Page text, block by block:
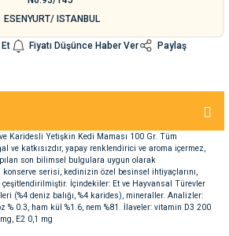
ESENYURT/ ISTANBUL
Fiyatı Düşünce Haber Ver
Paylaş
Karidesli Yetişkin Kedi Maması 100 Gr. Tüm
ve katkısızdır, yapay renklendirici ve aroma içermez,
son bilimsel bulgulara uygun olarak
serisi, kedinizin özel besinsel ihtiyaçlarını,
çeşitlendirilmiştir. İçindekiler: Et ve Hayvansal Türevler
(%4 deniz balığı, %4 karides), mineraller. Analizler:
% 0.3, ham kül %1.6, nem %81. İlaveler: vitamin D3 200
E2 0,1 mg